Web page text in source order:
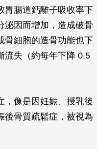
胃腸道鈣離子吸收率下
泌因而增加，造成破骨
骨細胞的造骨功能也下
流失（約每年下降 0.5
，像是因妊娠、授乳後
後骨質疏鬆症，被視為